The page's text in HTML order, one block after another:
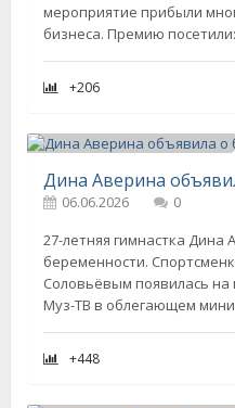
мероприятие прибыли
бизнеса. Премию
+206
06.06.2026
0
27-летняя гимнастка Дина
беременности.
Соловьёвым появилась
Муз-ТВ в облегающем
+448